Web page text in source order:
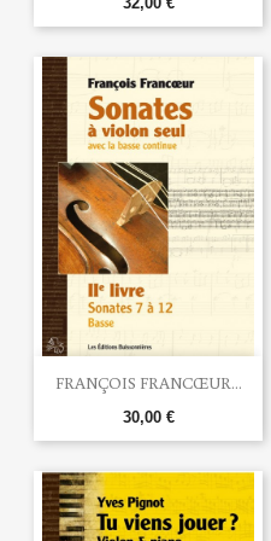
FRANÇOIS FRANCŒUR...
30,00 €